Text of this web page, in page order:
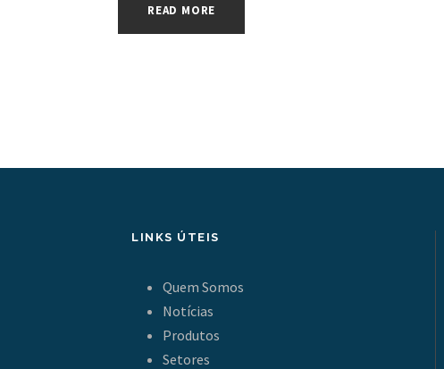
READ MORE
LINKS ÚTEIS
Quem Somos
Notícias
Produtos
Setores